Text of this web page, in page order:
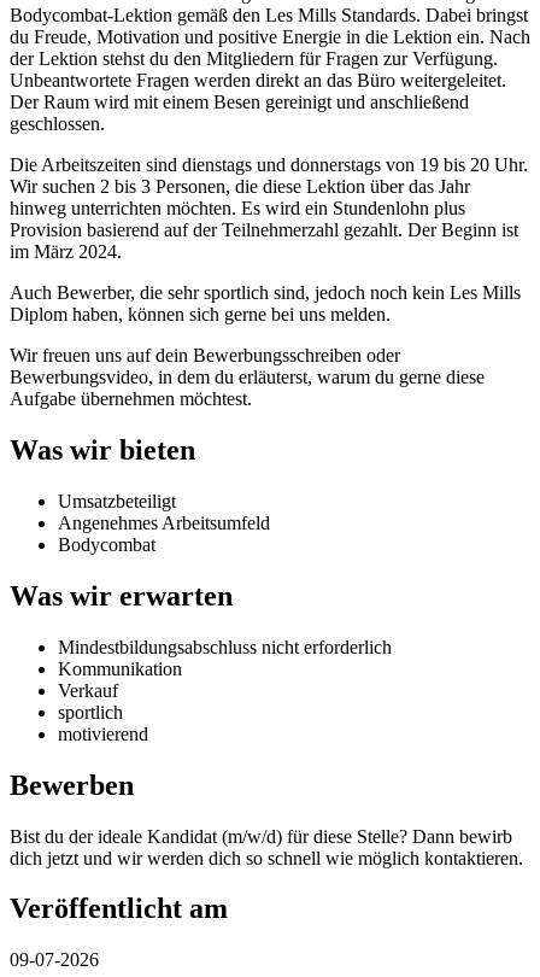
Bodycombat-Lektion gemäß den Les Mills Standards. Dabei bringst
du Freude, Motivation und positive Energie in die Lektion ein. Nach
der Lektion stehst du den Mitgliedern für Fragen zur Verfügung.
Unbeantwortete Fragen werden direkt an das Büro weitergeleitet.
Der Raum wird mit einem Besen gereinigt und anschließend
geschlossen.
Die Arbeitszeiten sind dienstags und donnerstags von 19 bis 20 Uhr.
Wir suchen 2 bis 3 Personen, die diese Lektion über das Jahr
hinweg unterrichten möchten. Es wird ein Stundenlohn plus
Provision basierend auf der Teilnehmerzahl gezahlt. Der Beginn ist
im März 2024.
Auch Bewerber, die sehr sportlich sind, jedoch noch kein Les Mills
Diplom haben, können sich gerne bei uns melden.
Wir freuen uns auf dein Bewerbungsschreiben oder
Bewerbungsvideo, in dem du erläuterst, warum du gerne diese
Aufgabe übernehmen möchtest.
Was wir bieten
Umsatzbeteiligt
Angenehmes Arbeitsumfeld
Bodycombat
Was wir erwarten
Mindestbildungsabschluss nicht erforderlich
Kommunikation
Verkauf
sportlich
motivierend
Bewerben
Bist du der ideale Kandidat (m/w/d) für diese Stelle? Dann bewirb
dich jetzt und wir werden dich so schnell wie möglich kontaktieren.
Veröffentlicht am
09-07-2026